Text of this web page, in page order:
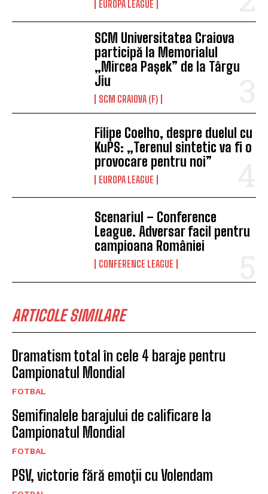
EUROPA LEAGUE
SCM Universitatea Craiova
participă la Memorialul
„Mircea Pașek” de la Târgu
Jiu
SCM CRAIOVA (F)
Filipe Coelho, despre duelul cu
KuPS: „Terenul sintetic va fi o
provocare pentru noi”
EUROPA LEAGUE
Scenariul – Conference
League. Adversar facil pentru
campioana României
CONFERENCE LEAGUE
ARTICOLE SIMILARE
Dramatism total în cele 4 baraje pentru
Campionatul Mondial
FOTBAL
Semifinalele barajului de calificare la
Campionatul Mondial
FOTBAL
PSV, victorie fără emoții cu Volendam